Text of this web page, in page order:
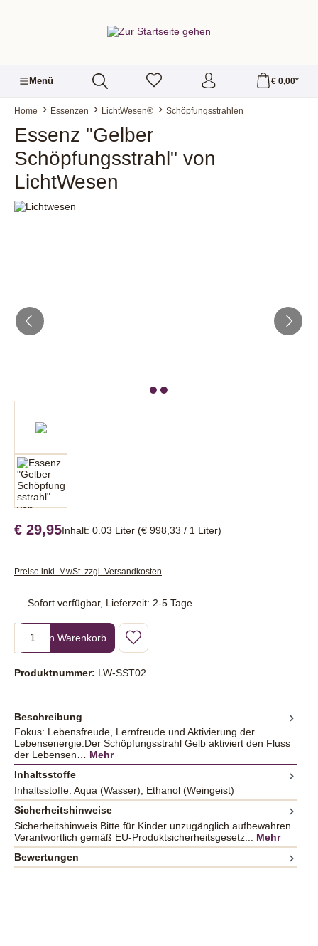
Menü € 0,00*
Home Essenzen LichtWesen® Schöpfungsstrahlen
Essenz "Gelber
Schöpfungsstrahl" von
LichtWesen
€ 29,95Inhalt: 0.03 Liter (€ 998,33 / 1 Liter)
Preise inkl. MwSt. zzgl. Versandkosten
Sofort verfügbar, Lieferzeit: 2-5 Tage
Produkt Anzahl: Gib den gewünschten Wert ein oder benutze die
In den Warenkorb
Produktnummer: LW-SST02
Beschreibung
Fokus: Lebensfreude, Lernfreude und Aktivierung der
Lebensenergie.Der Schöpfungsstrahl Gelb aktiviert den Fluss
der Lebensen… Mehr
Inhaltsstoffe
Inhaltsstoffe: Aqua (Wasser), Ethanol (Weingeist)
Sicherheitshinweise
Sicherheitshinweis Bitte für Kinder unzugänglich aufbewahren.
Verantwortlich gemäß EU-Produktsicherheitsgesetz... Mehr
Bewertungen